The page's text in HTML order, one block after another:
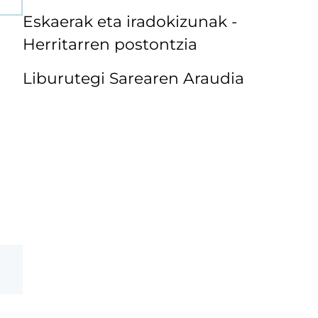
Eskaerak eta iradokizunak -
Herritarren postontzia
Liburutegi Sarearen Araudia